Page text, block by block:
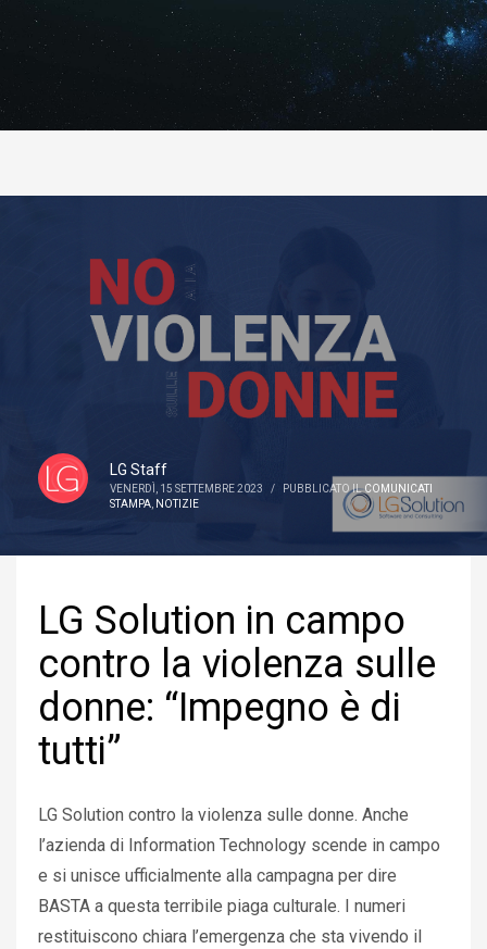
LG Staff
VENERDÌ, 15 SETTEMBRE 2023 / PUBBLICATO ILCOMUNICATI
STAMPA, NOTIZIE
LG Solution in campo
contro la violenza sulle
donne: “Impegno è di
tutti”
LG Solution contro la violenza sulle donne. Anche
l’azienda di Information Technology scende in campo
e si unisce ufficialmente alla campagna per dire
BASTA a questa terribile piaga culturale. I numeri
restituiscono chiara l’emergenza che sta vivendo il